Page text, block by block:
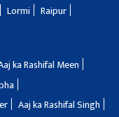
Lormi
Raipur
ka Rashifal Meen
Aaj ka Rashifal Singh